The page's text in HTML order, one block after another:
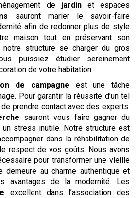
de jardinet espaces
sauront marier le savoir-faire
afin de redonner plus de style
maison tout en préservant son
notre structure se charger du gros
puissiez étudier sereinement
de votre habitation.
de campagne est une tâche
Pour garantir la réussite d’un tel
prendre contact avec des experts.
sauront vous faire gagner du
stress inutile. Notre structure est
dans la réhabilitation de
respect de vos goûts. Nous avons
pour transformer une vieille
demeure au charme authentique et
avantages de la modernité. Les
excellent dans l’association des